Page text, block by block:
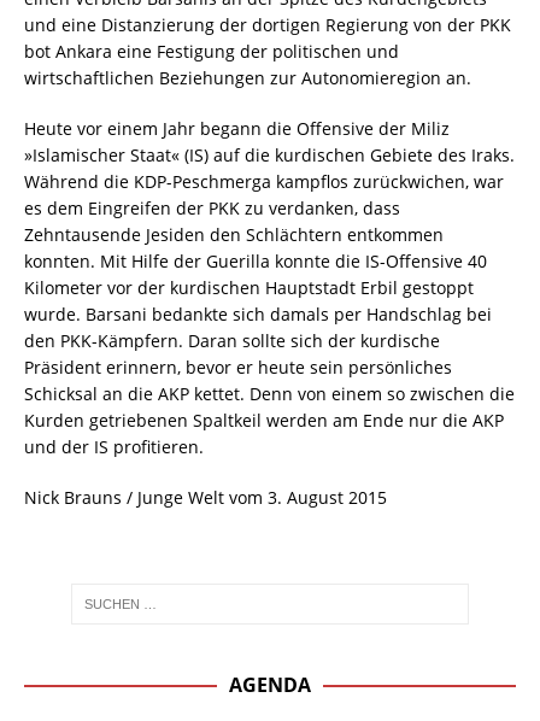
und eine Distanzierung der dortigen Regierung von der PKK
bot Ankara eine Festigung der politischen und
wirtschaftlichen Beziehungen zur Autonomieregion an.
Heute vor einem Jahr begann die Offensive der Miliz
»Islamischer Staat« (IS) auf die kurdischen Gebiete des Iraks.
Während die KDP-Peschmerga kampflos zurückwichen, war
es dem Eingreifen der PKK zu verdanken, dass
Zehntausende Jesiden den Schlächtern entkommen
konnten. Mit Hilfe der Guerilla konnte die IS-Offensive 40
Kilometer vor der kurdischen Hauptstadt Erbil gestoppt
wurde. Barsani bedankte sich damals per Handschlag bei
den PKK-Kämpfern. Daran sollte sich der kurdische
Präsident erinnern, bevor er heute sein persönliches
Schicksal an die AKP kettet. Denn von einem so zwischen die
Kurden getriebenen Spaltkeil werden am Ende nur die AKP
und der IS profitieren.
Nick Brauns / Junge Welt vom 3. August 2015
AGENDA